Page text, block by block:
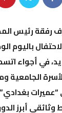
رفقة رئيس
باليوم
في أجواء
الجامعية
بغدادي”
أبرز